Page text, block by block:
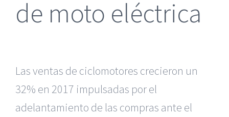
de moto eléctrica
Las ventas de ciclomotores crecieron un
32% en 2017 impulsadas por el
adelantamiento de las compras ante el